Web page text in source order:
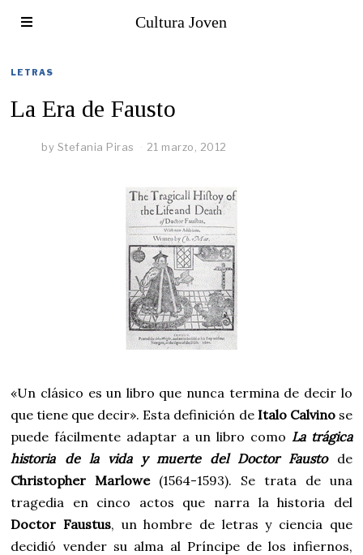
Cultura Joven
LETRAS
La Era de Fausto
by Stefania Piras 21 marzo, 2012
«Un clásico es un libro que nunca termina de decir lo
que tiene que decir». Esta definición deItalo Calvinose
puede fácilmente adaptar a un libro como La trágica
historia de la vida y muerte del Doctor Fausto de
Christopher Marlowe(1564-1593). Se trata de una
tragedia en cinco actos que narra la historia del
Doctor Faustus, un hombre de letras y ciencia que
decidió vender su alma al Príncipe de los infiernos,